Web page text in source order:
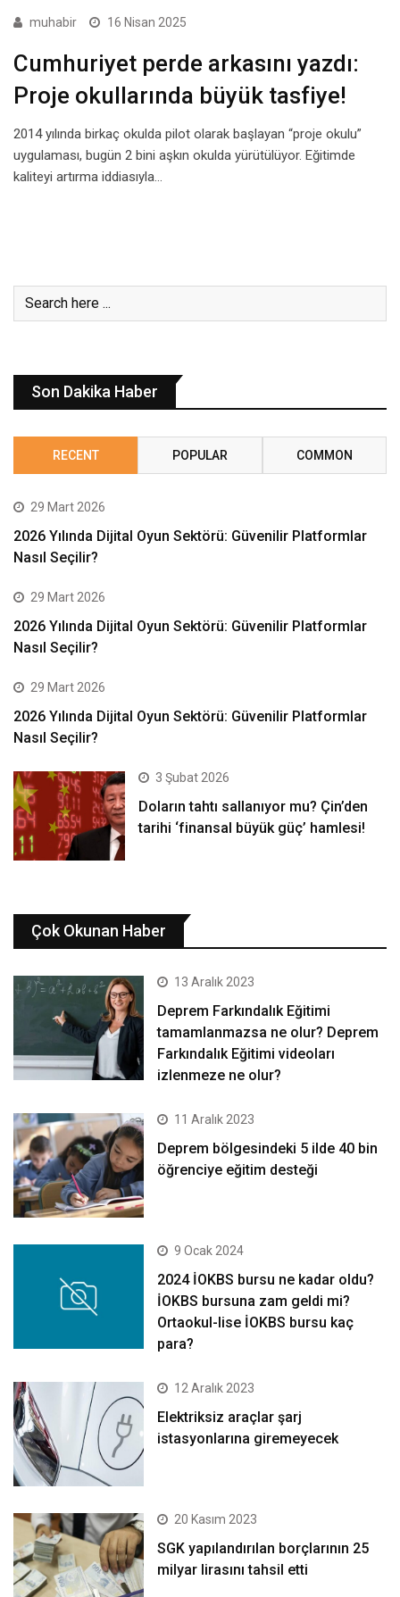
muhabir 16 Nisan 2025
Cumhuriyet perde arkasını yazdı:
Proje okullarında büyük tasfiye!
2014 yılında birkaç okulda pilot olarak başlayan “proje okulu”
uygulaması, bugün 2 bini aşkın okulda yürütülüyor. Eğitimde
kaliteyi artırma iddiasıyla…
Son Dakika Haber
RECENT POPULAR COMMON
29 Mart 2026
2026 Yılında Dijital Oyun Sektörü: Güvenilir Platformlar
Nasıl Seçilir?
29 Mart 2026
2026 Yılında Dijital Oyun Sektörü: Güvenilir Platformlar
Nasıl Seçilir?
29 Mart 2026
2026 Yılında Dijital Oyun Sektörü: Güvenilir Platformlar
Nasıl Seçilir?
3 Şubat 2026
Doların tahtı sallanıyor mu? Çin’den
tarihi ‘finansal büyük güç’ hamlesi!
Çok Okunan Haber
13 Aralık 2023
Deprem Farkındalık Eğitimi
tamamlanmazsa ne olur? Deprem
Farkındalık Eğitimi videoları
izlenmeze ne olur?
11 Aralık 2023
Deprem bölgesindeki 5 ilde 40 bin
öğrenciye eğitim desteği
9 Ocak 2024
2024 İOKBS bursu ne kadar oldu?
İOKBS bursuna zam geldi mi?
Ortaokul-lise İOKBS bursu kaç
para?
12 Aralık 2023
Elektriksiz araçlar şarj
istasyonlarına giremeyecek
20 Kasım 2023
SGK yapılandırılan borçlarının 25
milyar lirasını tahsil etti